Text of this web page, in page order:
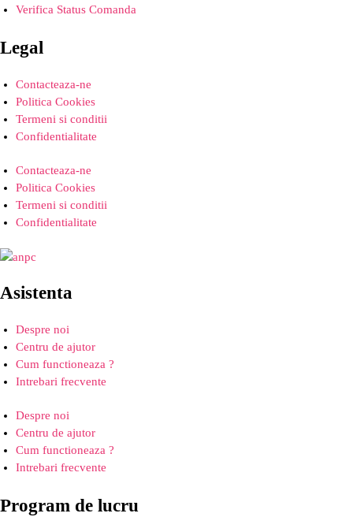
Verifica Status Comanda
Legal
Contacteaza-ne
Politica Cookies
Termeni si conditii
Confidentialitate
Contacteaza-ne
Politica Cookies
Termeni si conditii
Confidentialitate
Asistenta
Despre noi
Centru de ajutor
Cum functioneaza ?
Intrebari frecvente
Despre noi
Centru de ajutor
Cum functioneaza ?
Intrebari frecvente
Program de lucru